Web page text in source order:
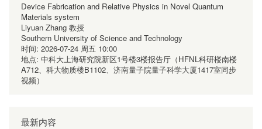
Device Fabrication and Relative Physics in Novel Quantum
Materials system
Liyuan Zhang 教授
Southern University of Science and Technology
时间: 2026-07-24 周五 10:00
地点: 中科大上海研究院新区1号楼3楼报告厅（HFNL科研楼南楼
A712、科大物质楼B1102、济南量子院量子科学大厦1417室同步
视频）
最新内容